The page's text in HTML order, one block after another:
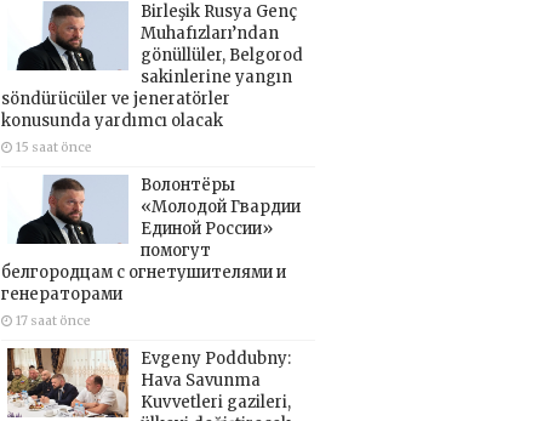
Birleşik Rusya Genç
Muhafızları’ndan
gönüllüler, Belgorod
sakinlerine yangın
söndürücüler ve jeneratörler
konusunda yardımcı olacak
15 saat önce
Волонтёры
«Молодой Гвардии
Единой России»
помогут
белгородцам с огнетушителями и
генераторами
17 saat önce
Evgeny Poddubny:
Hava Savunma
Kuvvetleri gazileri,